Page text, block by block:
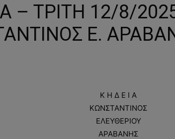
– ΤΡΙΤΗ 12/8/
Ε.
Κ Η Δ Ε Ι Α
ΚΩΝΣΤΑΝΤΙΝΟΣ
ΕΛΕΥΘΕΡΙΟΥ
ΑΡΑΒΑΝΗΣ